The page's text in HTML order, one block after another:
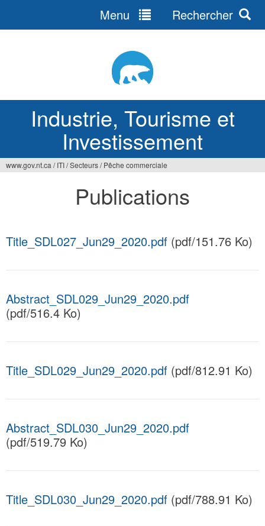
Industrie, Tourisme et
Investissement
Menu Rechercher
www.gov.nt.ca / ITI/Secteurs/ Pêche commerciale
Publications
Title_SDL027_Jun29_2020.pdf (pdf/151.76 Ko)
Abstract_SDL029_Jun29_2020.pdf
(pdf/516.4 Ko)
Title_SDL029_Jun29_2020.pdf (pdf/812.91 Ko)
Abstract_SDL030_Jun29_2020.pdf
(pdf/519.79 Ko)
Title_SDL030_Jun29_2020.pdf (pdf/788.91 Ko)